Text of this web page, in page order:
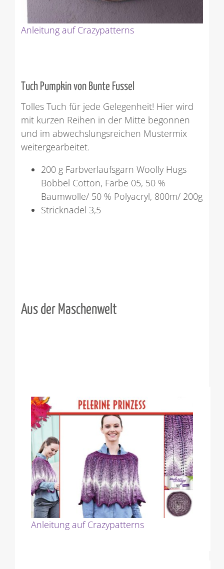
Anleitung auf Crazypatterns
Tuch Pumpkin von Bunte Fussel
Tolles Tuch für jede Gelegenheit! Hier wird
mit kurzen Reihen in der Mitte begonnen
und im abwechslungsreichen Mustermix
weitergearbeitet.
200 g Farbverlaufsgarn Woolly Hugs
Bobbel Cotton, Farbe 05, 50 %
Baumwolle/ 50 % Polyacryl, 800m/ 200g
Stricknadel 3,5
Aus der Maschenwelt
Anleitung auf Crazypatterns